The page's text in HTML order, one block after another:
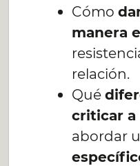
Cómo
manera
relación.
Qué
criticar a
abordar